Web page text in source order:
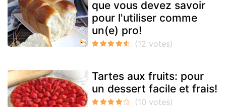
que vous devez savoir
pour l'utiliser comme
un(e) pro!
Tartes aux fruits: pour
un dessert facile et frais!